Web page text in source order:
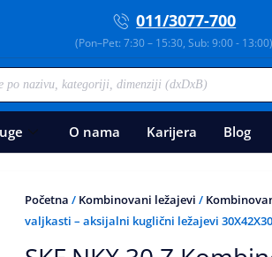
011/3077-700
(Pon–Pet: 7:30 – 15:30, Sub: 9:00 - 13:00)
O nama Karijera Blog
Početna / Kombinovani ležajevi /
valjkasti – aksijalni kuglični ležajevi 30X42X30